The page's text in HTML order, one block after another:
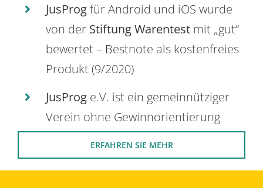
JusProgfür Android und iOS wurde
von der Stiftung Warentest mit „gut“
bewertet – Bestnote als kostenfreies
Produkt (9/2020)
JusProg e.V. ist ein gemeinnütziger
Verein ohne Gewinnorientierung
ERFAHREN SIE MEHR